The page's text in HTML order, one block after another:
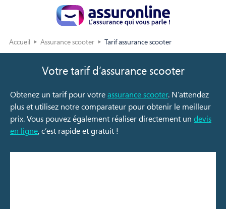
Accueil Assurance scooter Tarif assurance scooter
Votre tarif d’assurance scooter
Obtenez un tarif pour votreassurance scooter. N’attendez
plus et utilisez notre comparateur pour obtenir le meilleur
prix. Vous pouvez également réaliser directement un devis
en ligne, c’est rapide et gratuit !